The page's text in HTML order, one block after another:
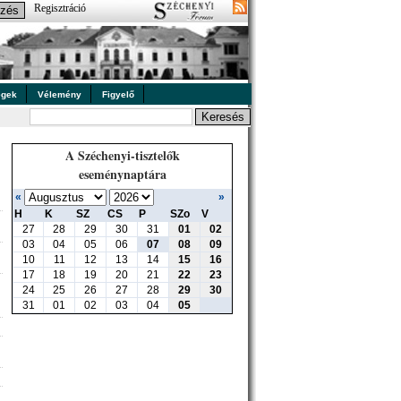
Regisztráció
Vélemény Figyelő
A Széchenyi-tisztelők
eseménynaptára
«
»
H
K SZ CS P SZo
V
27
28 29 30 31 01
02
03
04 05 06 07 08
09
10
11 12 13 14 15
16
17
18 19 20 21 22
23
24
25 26 27 28 29
30
31
01 02 03 04 05